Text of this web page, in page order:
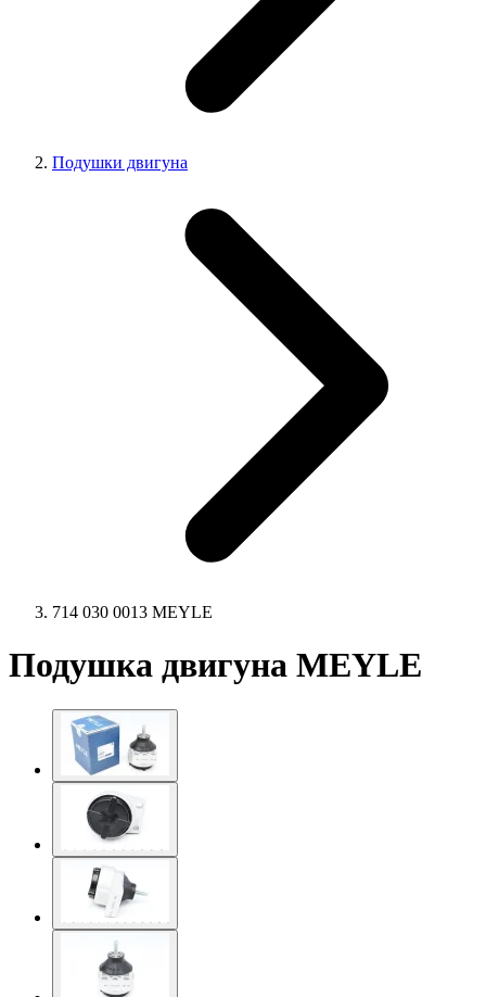
Подушки двигуна
714 030 0013 MEYLE
Подушка двигуна MEYLE